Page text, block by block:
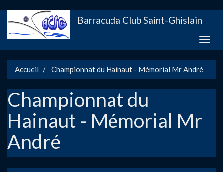
au
contenu
Barracuda Club Saint-Ghislain
Toggle
Accueil Championnat du Hainaut - Mémorial Mr André
Championnat du
Hainaut - Mémorial Mr
André